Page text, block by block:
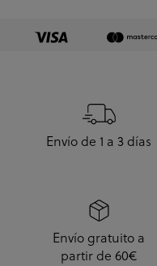
Envío de 1 a 3 días
Envío gratuito a
partir de 60€